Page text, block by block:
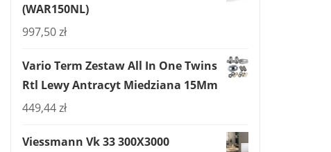
(WAR150NL)
997,50zł
Vario Term Zestaw All In One Twins
Rtl Lewy Antracyt Miedziana 15Mm
449,44zł
Viessmann Vk 33 300X3000